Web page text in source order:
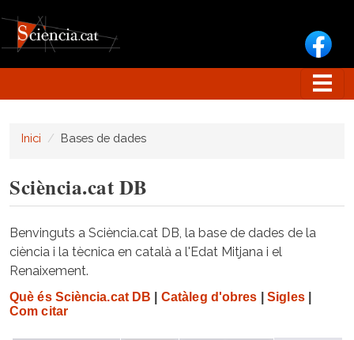
Inici Bases de dades
Sciència.cat DB
Benvinguts a Sciència.cat DB, la base de dades de la
ciència i la tècnica en català a l'Edat Mitjana i el
Renaixement.
Què és Sciència.cat DB Catàleg d'obres Sigles|
Com citar